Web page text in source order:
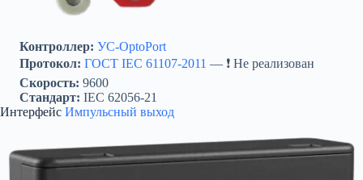
Контроллер: УС-OptoPort
Протокол: ГОСТ IEC 61107-2011 — ❗ Не реализован
Скорость: 9600
Стандарт: IEC 62056-21
Интерфейс Импульсный выход